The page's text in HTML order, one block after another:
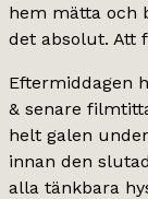
hem mätta och
det absolut. Att
Eftermiddagen
& senare
helt galen
innan den
alla tänkbara